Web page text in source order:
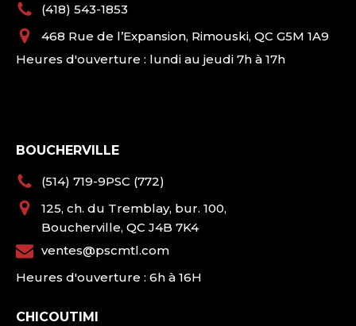
(418) 543-1853
468 Rue de l’Expansion, Rimouski, QC G5M 1A9
Heures d'ouverture : lundi au jeudi 7h à 17h
BOUCHERVILLE
(514) 719-9PSC (772)
125, ch. du Tremblay, bur. 100,
Boucherville, QC J4B 7K4
ventes@pscmtl.com
Heures d'ouverture : 6h à 16H
CHICOUTIMI